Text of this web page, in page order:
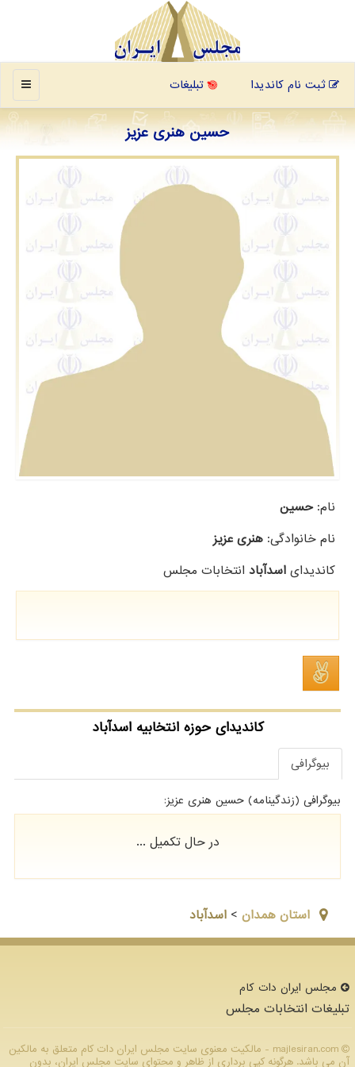
منو ثبت نام کاندیدا تبلیغات
حسین هنری عزیز
نام:حسین
نام خانوادگی: هنری عزیز
کاندیدای اسدآباد انتخابات مجلس
کاندیدای حوزه انتخابیه اسدآباد
بیوگرافی
بیوگرافی (زندگینامه) حسین هنری عزیز:
در حال تکمیل ...
استان همدان > اسدآباد
مجلس ایران دات كام
تبلیغات انتخابات مجلس
majlesiran.com - مالکیت معنوی سایت مجلس ایران دات كام متعلق به مالکین
آن می باشد. هرگونه کپی برداری از ظاهر و محتوای سایت مجلس ایران، بدون